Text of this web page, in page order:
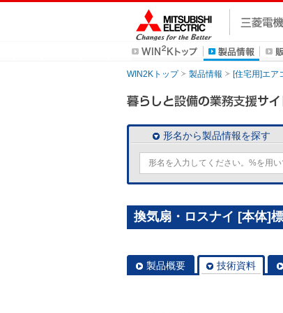
WIN2Kトップ 製品情報 [住宅用]エア
形名から製品情報を探す
換気扇・ロスナイ [本体]
製品概要 技術資料